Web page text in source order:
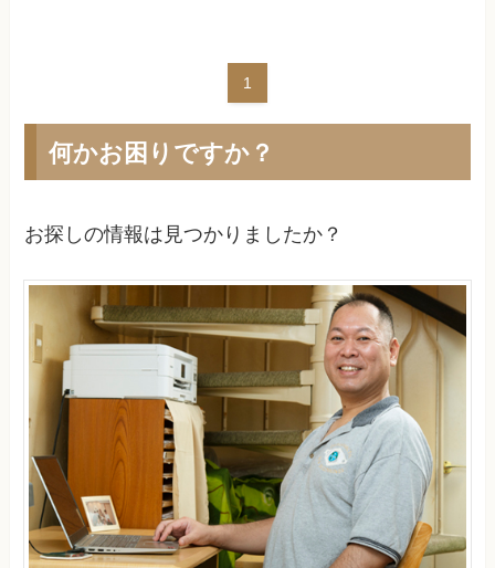
1
何かお困りですか？
お探しの情報は見つかりましたか？